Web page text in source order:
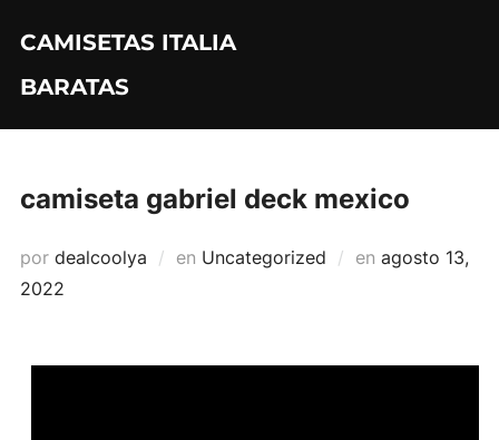
contenido
CAMISETAS ITALIA
BARATAS
camiseta gabriel deck mexico
por dealcoolya en Uncategorized en Publicado
agosto 13,
2022